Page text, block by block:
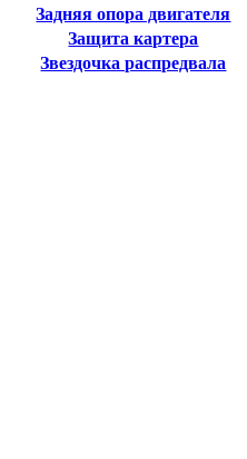
Задняя опора двигателя
Защита картера
Звездочка распредвала